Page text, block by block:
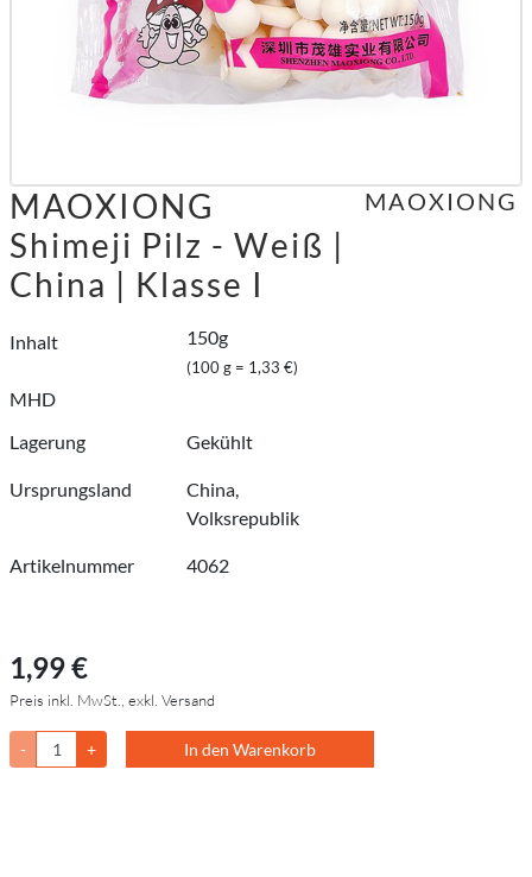
MAOXIONG
Shimeji Pilz - Weiß |
China | Klasse I
Inhalt 150g
(100 g = 1,33 €)
MHD
Lagerung
Gekühlt
Ursprungsland
China,
Volksrepublik
Artikelnummer 4062
MAOXIONG
1,99 €
Preis inkl. MwSt., exkl. Versand
- + In den Warenkorb